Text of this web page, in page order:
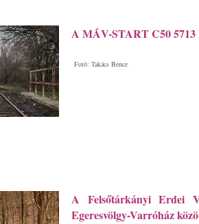
A MÁV-START C50 5713
Fotó: Takács Bence
A Felsőtárkányi Erdei
Egeresvölgy-Varróház